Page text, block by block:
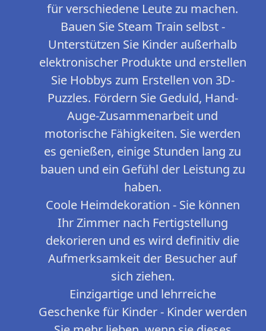
für verschiedene Leute zu machen.
Bauen Sie Steam Train selbst -
Unterstützen Sie Kinder außerhalb
elektronischer Produkte und erstellen
Sie Hobbys zum Erstellen von 3D-
Puzzles. Fördern Sie Geduld, Hand-
Auge-Zusammenarbeit und
motorische Fähigkeiten. Sie werden
es genießen, einige Stunden lang zu
bauen und ein Gefühl der Leistung zu
haben.
Coole Heimdekoration - Sie können
Ihr Zimmer nach Fertigstellung
dekorieren und es wird definitiv die
Aufmerksamkeit der Besucher auf
sich ziehen.
Einzigartige und lehrreiche
Geschenke für Kinder - Kinder werden